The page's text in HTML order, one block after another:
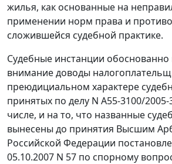
жилья, как основанные на
применении норм права и
сложившейся судебной практике.
Судебные инстанции
внимание доводы
преюдициальном характере
принятых по делу N А55-3100/2005-
числе, и на то, что названные
вынесены до принятия Высшим
Российской Федерации
05.10.2007 N 57 по спорному